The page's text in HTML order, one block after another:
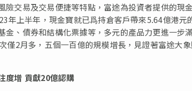
險交易及交易便捷等特點，富途為投資者提供的現
年上半年，現金寶就已爲持倉客戶帶來5.64億港
金、債券和結構化票據等，多元的產品力更進一步
僅2月多，五個一百億的規模增長，見證著富途大
度增 貢獻20億認購